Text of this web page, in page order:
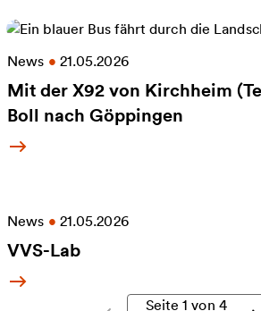
News • 21.05.2026
Mit der X92 von Kirchheim
Boll nach Göppingen
Mehr Informationen zu Mit der
News • 21.05.2026
VVS-Lab
Mehr Informationen zu VVS-Lab